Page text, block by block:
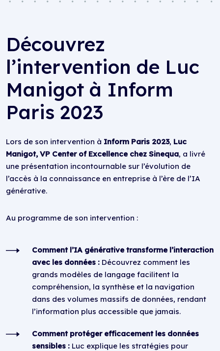
Découvrez
l’intervention de Luc
Manigot à Inform
Paris 2023
Lors de son intervention à Inform Paris 2023, Luc
Manigot, VP Center of Excellence chez Sinequa, a livré
une présentation incontournable sur l’évolution de
l’accès à la connaissance en entreprise à l’ère de l’IA
générative.
Au programme de son intervention :
Comment l’IA générative transforme l’interaction
avec les données : Découvrez comment les
grands modèles de langage facilitent la
compréhension, la synthèse et la navigation
dans des volumes massifs de données, rendant
l’information plus accessible que jamais.
Comment protéger efficacement les données
sensibles : Luc explique les stratégies pour